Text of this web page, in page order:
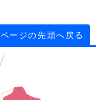
ページの先頭へ戻る